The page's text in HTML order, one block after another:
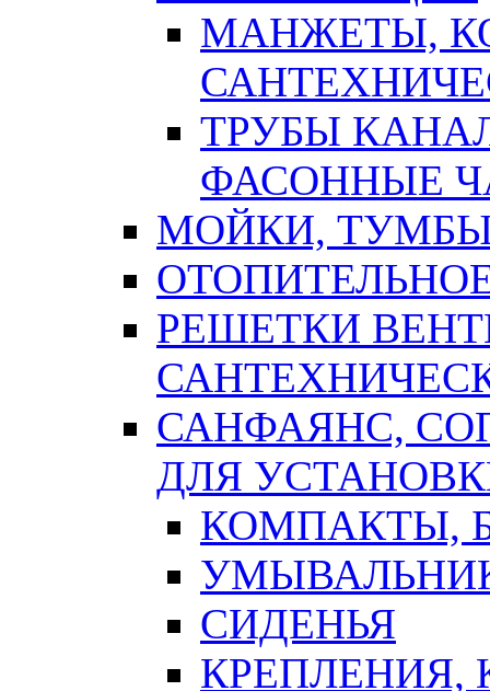
МАНЖЕТЫ,
ТРУБЫ
ФАСОННЫЕ
МОЙКИ,
РЕШЕТКИ
САНФАЯНС,
ДЛЯ
КОМПАКТЫ,
СИДЕНЬЯ